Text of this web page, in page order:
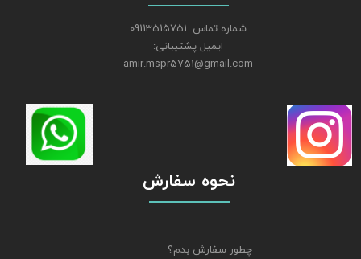
شماره تماس: 09113515751
ایمیل پشتیبانی:
amir.mspr5751@gmail.com
نحوه سفارش
چطور سفارش بدم؟